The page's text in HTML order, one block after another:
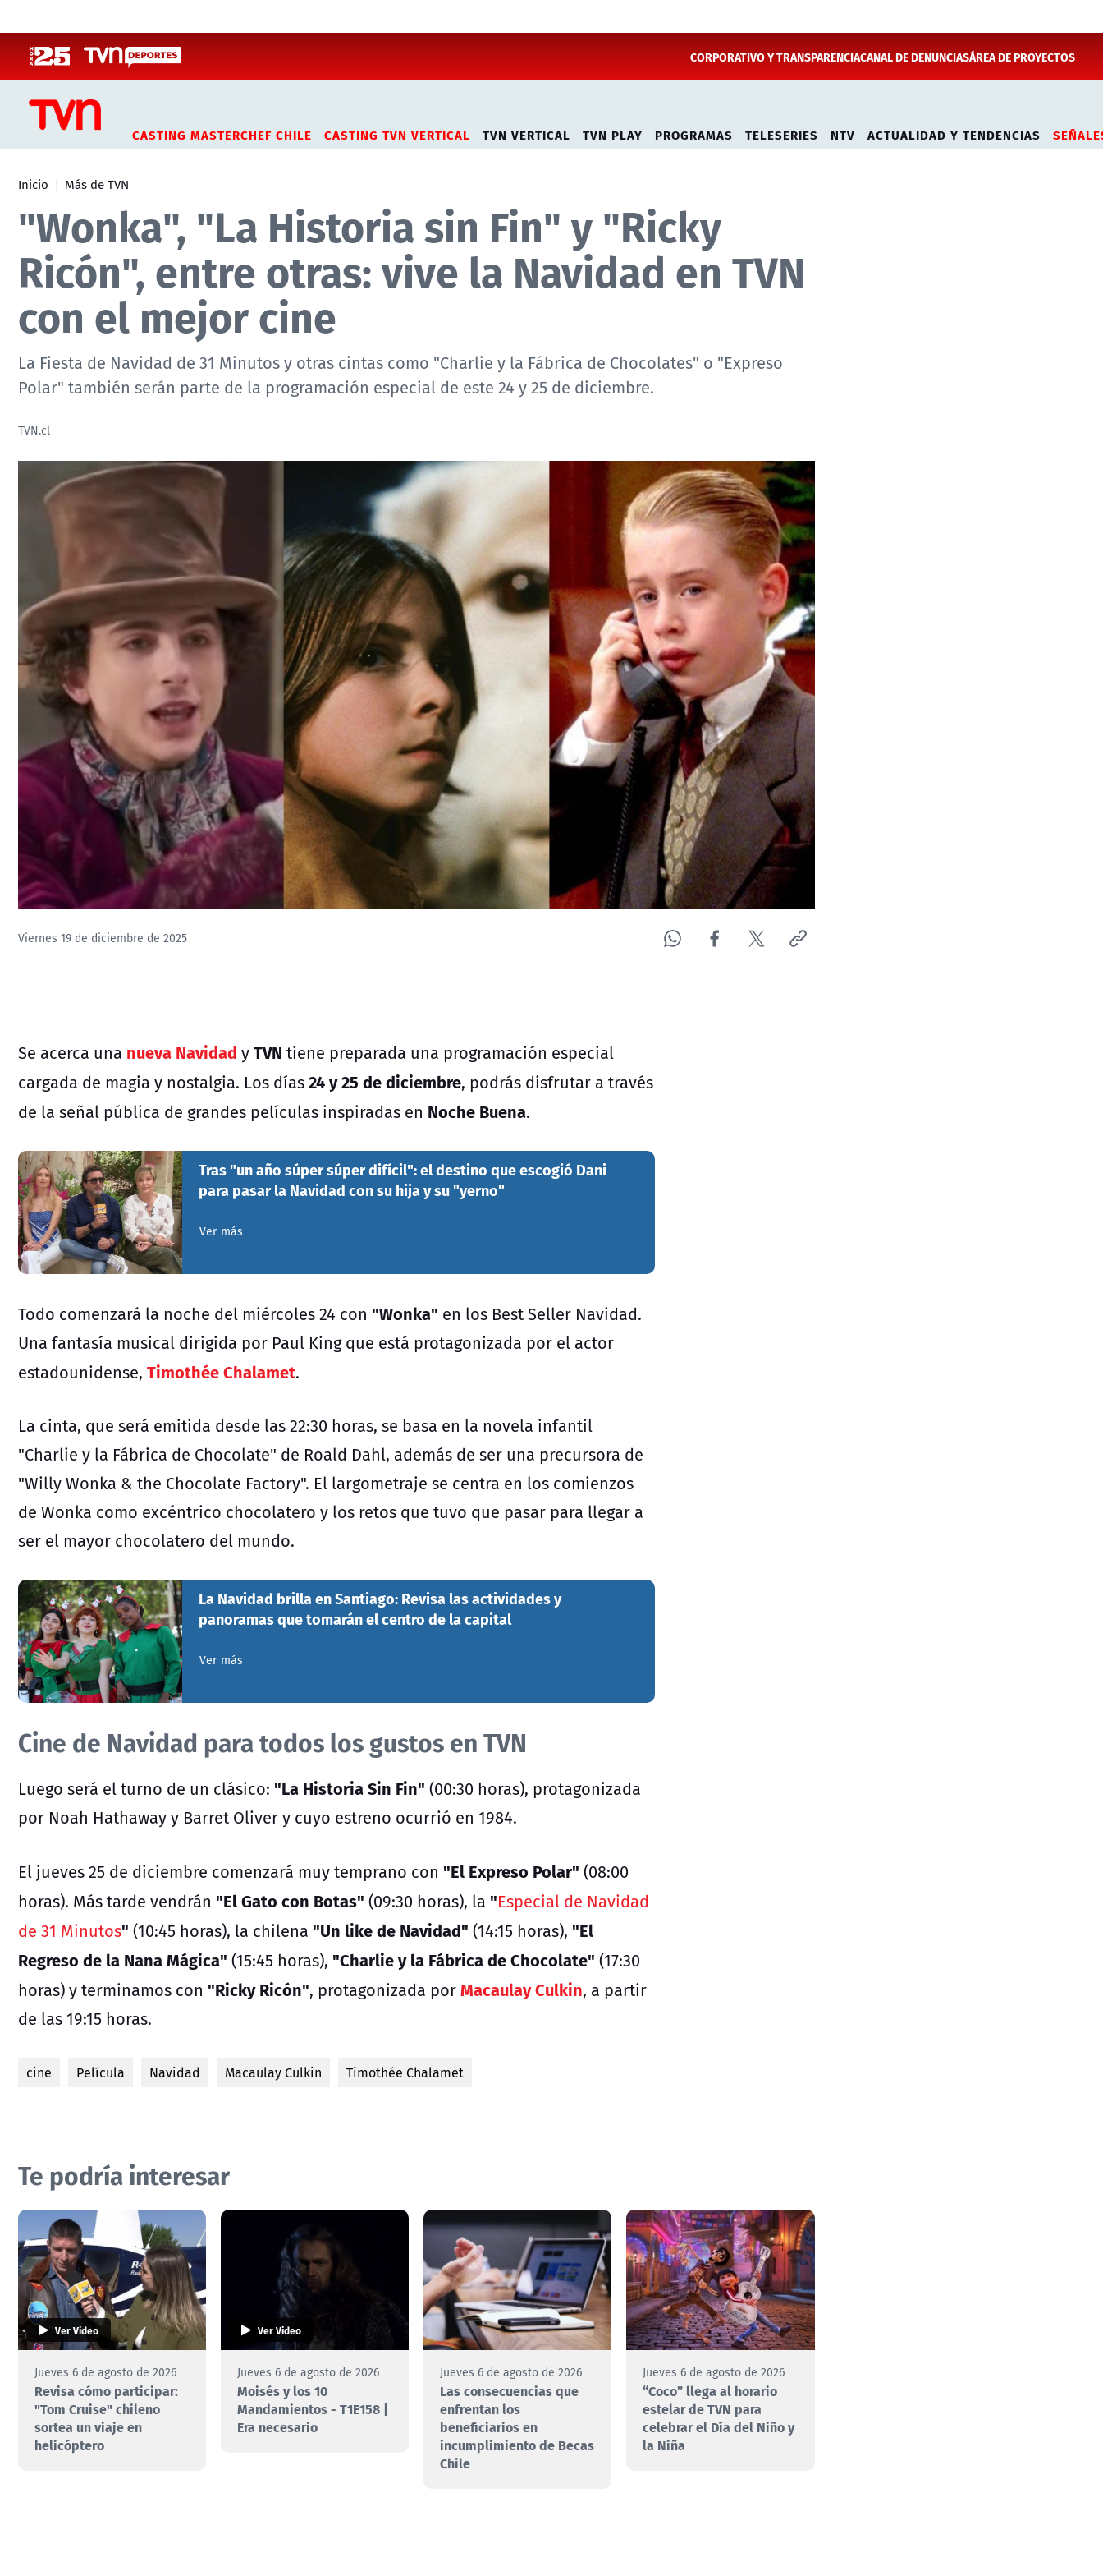
CORPORATIVO Y TRANSPARENCIACANAL DE DENUNCIASÁREA DE PROYECTOS
CASTING MASTERCHEF CHILE CASTING TVN VERTICAL TVN VERTICAL TVN PLAY PROGRAMAS TELESERIES NTV ACTUALIDAD Y TENDENCIAS
Inicio Más de TVN
"Wonka", "La Historia sin Fin" y "Ricky
Ricón", entre otras: vive la Navidad en TVN
con el mejor cine
La Fiesta de Navidad de 31 Minutos y otras cintas como "Charlie y la Fábrica de Chocolates" o "Expreso
Polar" también serán parte de la programación especial de este 24 y 25 de diciembre.
TVN.cl
Viernes 19 de diciembre de 2025
Se acerca una nueva Navidad yTVN tiene preparada una programación especial
cargada de magia y nostalgia. Los días24 y 25 de diciembre, podrás disfrutar a través
de la señal pública de grandes películas inspiradas en Noche Buena.
Tras "un año súper súper difícil": el destino que escogió Dani
para pasar la Navidad con su hija y su "yerno"
Ver más
Todo comenzará la noche del miércoles 24 con "Wonka" en los Best Seller Navidad.
Una fantasía musical dirigida por Paul King que está protagonizada por el actor
estadounidense, Timothée Chalamet.
La cinta, que será emitida desde las 22:30 horas, se basa en la novela infantil
"Charlie y la Fábrica de Chocolate" de Roald Dahl, además de ser una precursora de
"Willy Wonka & the Chocolate Factory". El largometraje se centra en los comienzos
de Wonka como excéntrico chocolatero y los retos que tuvo que pasar para llegar a
ser el mayor chocolatero del mundo.
La Navidad brilla en Santiago: Revisa las actividades y
panoramas que tomarán el centro de la capital
Ver más
Cine de Navidad para todos los gustos en TVN
Luego será el turno de un clásico: "La Historia Sin Fin" (00:30 horas), protagonizada
por Noah Hathaway y Barret Oliver y cuyo estreno ocurrió en 1984.
El jueves 25 de diciembre comenzará muy temprano con "El Expreso Polar" (08:00
horas). Más tarde vendrán "El Gato con Botas" (09:30 horas), la "Especial de Navidad
de 31 Minutos" (10:45 horas), la chilena "Un like de Navidad" (14:15 horas), "El
Regreso de la Nana Mágica" (15:45 horas), "Charlie y la Fábrica de Chocolate" (17:30
horas) y terminamos con "Ricky Ricón", protagonizada porMacaulay Culkin, a partir
de las 19:15 horas.
cine Película Navidad Macaulay Culkin Timothée Chalamet
Te podría interesar
Ver Video
Jueves 6 de agosto de 2026
Revisa cómo participar:
"Tom Cruise" chileno
sortea un viaje en
helicóptero
Ver Video
Jueves 6 de agosto de 2026
Moisés y los 10
Mandamientos - T1E158 |
Era necesario
Jueves 6 de agosto de 2026
Las consecuencias que
enfrentan los
beneficiarios en
incumplimiento de Becas
Chile
Jueves 6 de agosto de 2026
“Coco” llega al horario
estelar de TVN para
celebrar el Día del Niño y
la Niña